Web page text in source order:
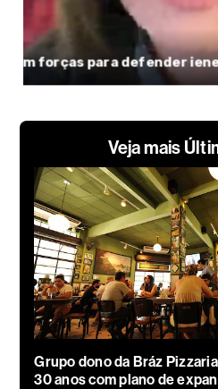
Veja mais
Grupo dono da Bráz
30 anos com plano de